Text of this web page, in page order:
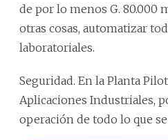
de por lo menos G. 80.000
otras cosas, automatizar
laboratoriales.
Seguridad. En la Planta
Aplicaciones Industriales,
operación de todo lo que se